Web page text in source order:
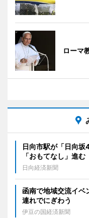
ローマ
日向市駅が「日向
「おもてなし」進む
日向経済新聞
函南で地域交流イ
連れでにぎわう
伊豆の国経済新聞